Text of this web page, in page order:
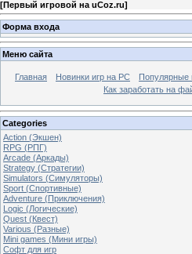
[Первый игровой на uCoz.ru]
Форма входа
Меню сайта
Главная Новинки игр на PC Популярные
Как заработать на
Categories
Action (Экшен)
RPG (РПГ)
Arcade (Аркады)
Strategy (Стратегии)
Simulators (Симуляторы)
Sport (Спортивные)
Adventure (Приключения)
Logic (Логические)
Quest (Квест)
Various (Разные)
Mini games (Мини игры)
Софт для игр